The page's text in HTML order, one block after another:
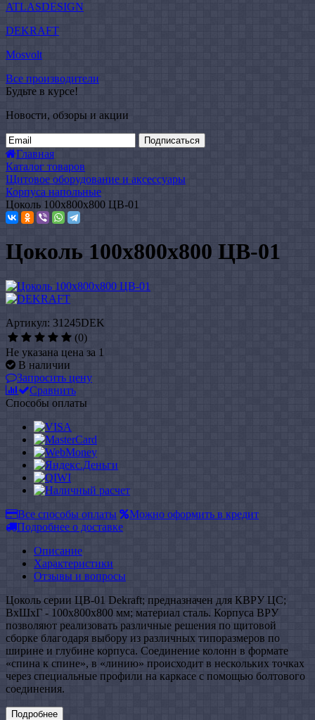
ATLASDESIGN
DEKRAFT
Mosvolt
Все производители
Будьте в курсе!
Новости, обзоры и акции
Подписаться
Главная
Каталог товаров
Щитовое оборудование и аксессуары
Корпуса напольные
Цоколь 100x800x800 ЦВ-01
Цоколь 100x800x800 ЦВ-01
Артикул: 31245DEK
(0)
Не указана цена за 1
В наличии
Запросить цену
Сравнить
Способы оплаты
Все способы оплаты
Можно оформить в кредит
Подробнее о доставке
Описание
Характеристики
Отзывы и вопросы
Цоколь серии ЦВ-01 Dekraft; предназначен для КВРУ ЦС;
ВхШхГ - 100x800x800 мм; материал сталь. Корпуса ВРУ
позволяют реализовать различные решения по щитовой
сборке благодаря выбору из различных типоразмеров по
ширине и глубине корпуса. Соединение колонн в формате
«спина к спине», в «линию» происходит в нескольких точках
через специальные профили на каркасе с помощью болтового
соединения.
Подробнее